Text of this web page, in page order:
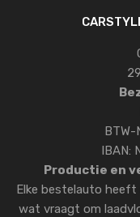
BTW-
IBAN:
Productie en
Elke bestelauto heeft
wat vraagt om